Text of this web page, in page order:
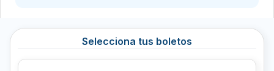
Selecciona tus boletos